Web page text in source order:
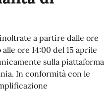
a partire dalle ore
ore 14:00 del 15 aprile
sulla piattaforma
In conformità con le